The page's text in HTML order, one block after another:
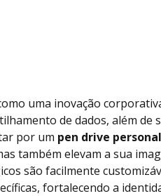
uma inovação
de dados, além de
por um pen drive
também elevam a sua
são facilmente
fortalecendo a